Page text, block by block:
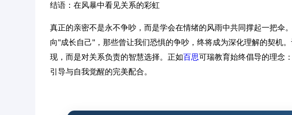
结语：在风暴中看见关系的彩虹
真正的亲密不是永不争吵，而是学会在情绪的风雨中共同撑起一把伞
向"成长自己"，那些曾让我们恐惧的争吵，终将成为深化理解的契机
现，而是对关系负责的智慧选择。正如百思可瑞教育始终倡导的理念
引导与自我觉醒的完美配合。